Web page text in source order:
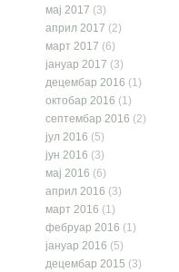
мај 2017 (3)
април 2017 (2)
март 2017 (6)
јануар 2017 (3)
децембар 2016 (1)
октобар 2016 (1)
септембар 2016 (2)
јул 2016 (5)
јун 2016 (3)
мај 2016 (6)
април 2016 (3)
март 2016 (1)
фебруар 2016 (1)
јануар 2016 (5)
децембар 2015 (3)